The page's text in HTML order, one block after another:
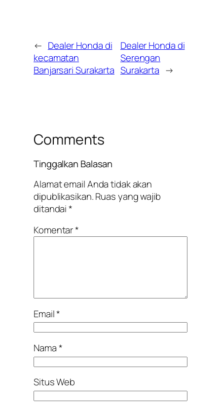
← Dealer Honda di
kecamatan
Banjarsari Surakarta
Dealer Honda di
Serengan
Surakarta →
Comments
Tinggalkan Balasan
Alamat email Anda tidak akan
dipublikasikan.Ruas yang wajib
ditandai*
Komentar*
Email*
Nama*
Situs Web